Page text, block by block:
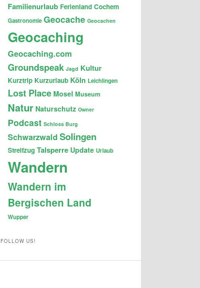
Familienurlaub Ferienland Cochem
Gastronomie Geocache Geocachen
Geocaching
Geocaching.com
Groundspeak Jagd Kultur
Kurztrip Kurzurlaub Köln Leichlingen
Lost Place Mosel Museum
Natur Naturschutz Owner
Podcast Schloss Burg
Schwarzwald Solingen
Streifzug Talsperre Update Urlaub
Wandern
Wandern im
Bergischen Land
Wupper
FOLLOW US!